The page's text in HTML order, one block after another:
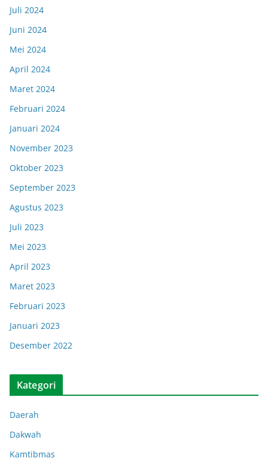
Juli 2024
Juni 2024
Mei 2024
April 2024
Maret 2024
Februari 2024
Januari 2024
November 2023
Oktober 2023
September 2023
Agustus 2023
Juli 2023
Mei 2023
April 2023
Maret 2023
Februari 2023
Januari 2023
Desember 2022
Kategori
Daerah
Dakwah
Kamtibmas